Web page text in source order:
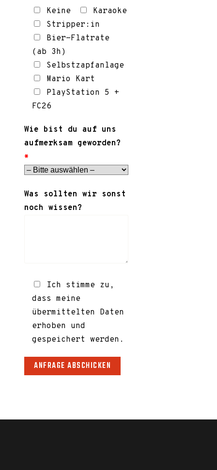
Keine
Karaoke
Stripper:in
Bier-Flatrate
(ab 3h)
Selbstzapfanlage
Mario Kart
PlayStation 5 +
FC26
Wie bist du auf uns
aufmerksam geworden?
*
Was sollten wir sonst
noch wissen?
Ich stimme zu,
dass meine
übermittelten Daten
erhoben und
gespeichert werden.